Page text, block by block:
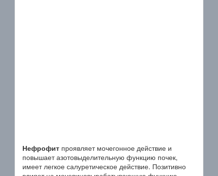
Нефрофит проявляет мочегонное действие и
повышает азотовыделительную функцию почек,
имеет легкое салуретическое действие. Позитивно